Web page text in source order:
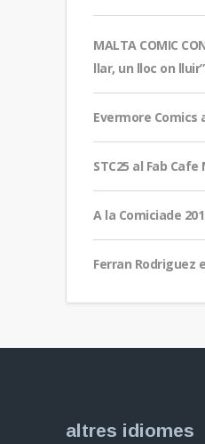
MALTA COMIC
llar, un lloc on lluir”
Evermore Comics
STC25 al Fab
A la Comiciade
Ferran Rodriguez
altres idiomes